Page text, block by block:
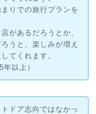
りでの旅行プランを
があるだろうとか、
うと、楽しみが増え
てくれます。
年以上）
ドア志向ではなかっ